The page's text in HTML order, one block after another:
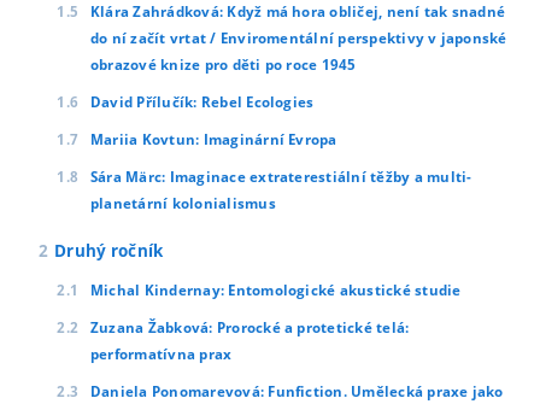
Klára Zahrádková: Když má hora obličej, není tak snadné
do ní začít vrtat / Enviromentální perspektivy v japonské
obrazové knize pro děti po roce 1945
David Přílučík: Rebel Ecologies
Mariia Kovtun: Imaginární Evropa
Sára Märc: Imaginace extraterestiální těžby a multi-
planetární kolonialismus
Druhý ročník
Michal Kindernay: Entomologické akustické studie
Zuzana Žabková: Prorocké a protetické telá:
performatívna prax
Daniela Ponomarevová: Funfiction. Umělecká praxe jako